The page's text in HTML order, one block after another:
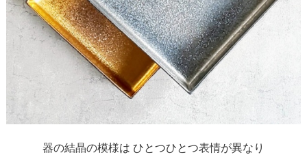
器の結晶の模様は ひとつひとつ表情が異なり